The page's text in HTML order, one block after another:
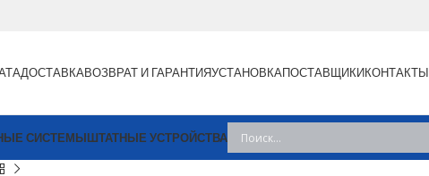
ДОСТАВКАВОЗВРАТ И ГАРАНТИЯУСТАНОВКАПОСТАВЩИКИКОНТАКТЫ
СИСТЕМЫШТАТНЫЕ УСТРОЙСТВА